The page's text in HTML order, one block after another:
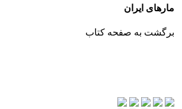
ایران
به صفحه کتاب